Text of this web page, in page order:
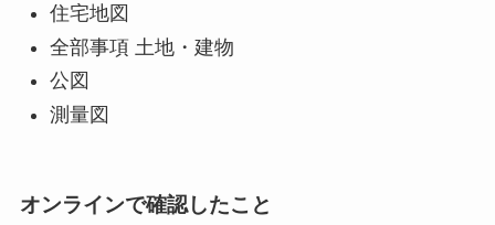
住宅地図
全部事項 土地・建物
公図
測量図
オンラインで確認したこと